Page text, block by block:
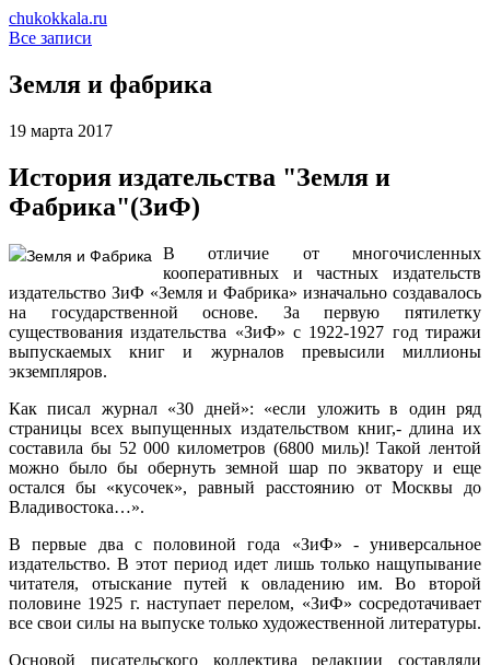
chukokkala.ru
Все записи
Земля и фабрика
19 марта 2017
История издательства "Земля и
Фабрика"(ЗиФ)
В отличие от многочисленных
кооперативных и частных издательств
издательство ЗиФ «Земля и Фабрика» изначально создавалось
на государственной основе. За первую пятилетку
существования издательства «ЗиФ» с 1922-1927 год тиражи
выпускаемых книг и журналов превысили миллионы
экземпляров.
Как писал журнал «30 дней»: «если уложить в один ряд
страницы всех выпущенных издательством книг,- длина их
составила бы 52 000 километров (6800 миль)! Такой лентой
можно было бы обернуть земной шар по экватору и еще
остался бы «кусочек», равный расстоянию от Москвы до
Владивостока…».
В первые два с половиной года «ЗиФ» - универсальное
издательство. В этот период идет лишь только нащупывание
читателя, отыскание путей к овладению им. Во второй
половине 1925 г. наступает перелом, «ЗиФ» сосредотачивает
все свои силы на выпуске только художественной литературы.
Основой писательского коллектива редакции составляли